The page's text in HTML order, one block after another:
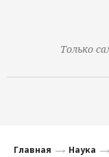
Только
Главная
Наука